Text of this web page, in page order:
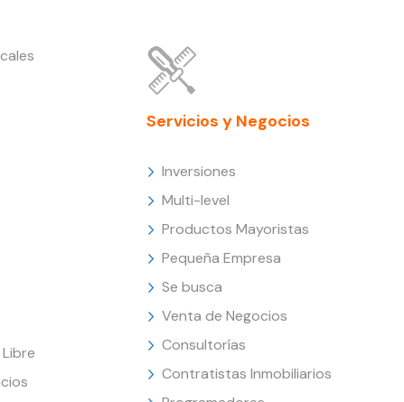
Servicios y Negocios
Inversiones
Multi-level
Productos Mayoristas
Pequeña Empresa
Se busca
Venta de Negocios
Consultorías
Contratistas Inmobiliarios